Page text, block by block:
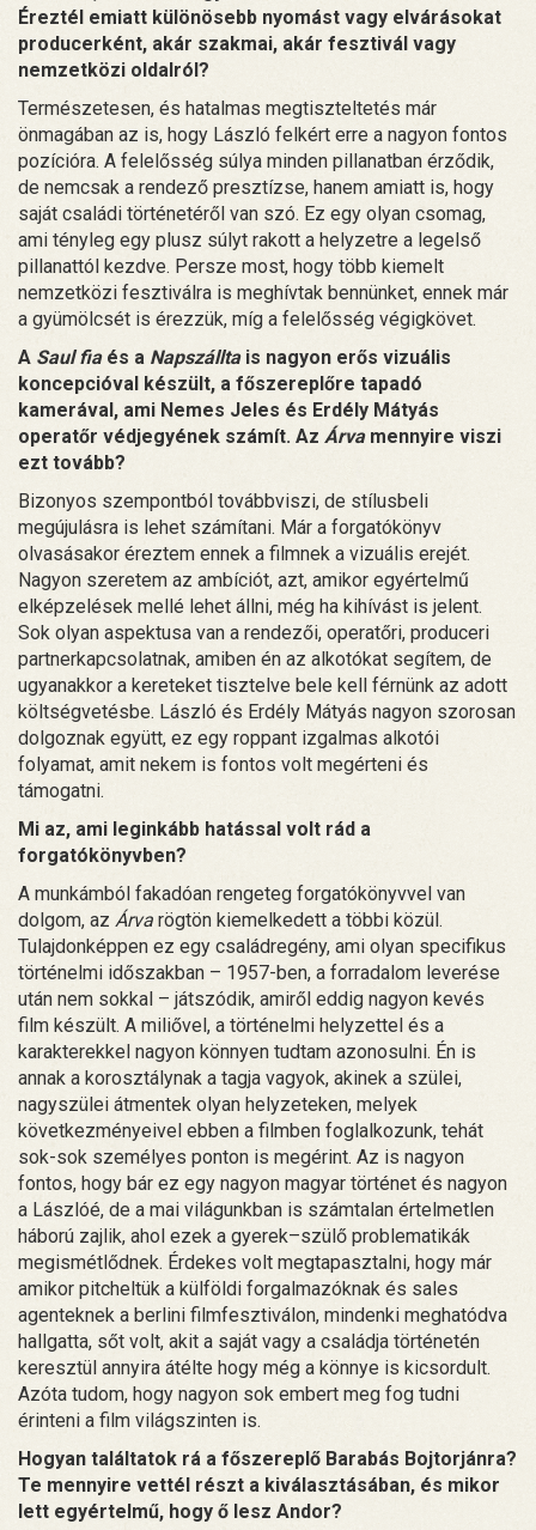
Éreztél emiatt különösebb nyomást vagy elvárásokat
producerként, akár szakmai, akár fesztivál vagy
nemzetközi oldalról?
Természetesen, és hatalmas megtiszteltetés már
önmagában az is, hogy László felkért erre a nagyon fontos
pozícióra. A felelősség súlya minden pillanatban érződik,
de nemcsak a rendező presztízse, hanem amiatt is, hogy
saját családi történetéről van szó. Ez egy olyan csomag,
ami tényleg egy plusz súlyt rakott a helyzetre a legelső
pillanattól kezdve. Persze most, hogy több kiemelt
nemzetközi fesztiválra is meghívtak bennünket, ennek már
a gyümölcsét is érezzük, míg a felelősség végigkövet.
A Saul fiaés a Napszálltais nagyon erős vizuális
koncepcióval készült, a főszereplőre tapadó
kamerával, ami Nemes Jeles és Erdély Mátyás
operatőr védjegyének számít. Az Árvamennyire viszi
ezt tovább?
Bizonyos szempontból továbbviszi, de stílusbeli
megújulásra is lehet számítani. Már a forgatókönyv
olvasásakor éreztem ennek a filmnek a vizuális erejét.
Nagyon szeretem az ambíciót, azt, amikor egyértelmű
elképzelések mellé lehet állni, még ha kihívást is jelent.
Sok olyan aspektusa van a rendezői, operatőri, produceri
partnerkapcsolatnak, amiben én az alkotókat segítem, de
ugyanakkor a kereteket tisztelve bele kell férnünk az adott
költségvetésbe. László és Erdély Mátyás nagyon szorosan
dolgoznak együtt, ez egy roppant izgalmas alkotói
folyamat, amit nekem is fontos volt megérteni és
támogatni.
Mi az, ami leginkább hatással volt rád a
forgatókönyvben?
A munkámból fakadóan rengeteg forgatókönyvvel van
dolgom, az Árva rögtön kiemelkedett a többi közül.
Tulajdonképpen ez egy családregény, ami olyan specifikus
történelmi időszakban – 1957-ben, a forradalom leverése
után nem sokkal – játszódik, amiről eddig nagyon kevés
film készült. A miliővel, a történelmi helyzettel és a
karakterekkel nagyon könnyen tudtam azonosulni. Én is
annak a korosztálynak a tagja vagyok, akinek a szülei,
nagyszülei átmentek olyan helyzeteken, melyek
következményeivel ebben a filmben foglalkozunk, tehát
sok-sok személyes ponton is megérint. Az is nagyon
fontos, hogy bár ez egy nagyon magyar történet és nagyon
a Lászlóé, de a mai világunkban is számtalan értelmetlen
háború zajlik, ahol ezek a gyerek–szülő problematikák
megismétlődnek. Érdekes volt megtapasztalni, hogy már
amikor pitcheltük a külföldi forgalmazóknak és sales
agenteknek a berlini filmfesztiválon, mindenki meghatódva
hallgatta, sőt volt, akit a saját vagy a családja történetén
keresztül annyira átélte hogy még a könnye is kicsordult.
Azóta tudom, hogy nagyon sok embert meg fog tudni
érinteni a film világszinten is.
Hogyan találtatok rá a főszereplő Barabás Bojtorjánra?
Te mennyire vettél részt a kiválasztásában, és mikor
lett egyértelmű, hogy ő lesz Andor?